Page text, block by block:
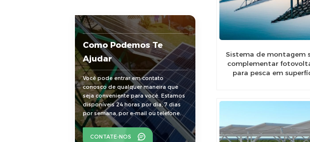
Sistema de montagem
complementar
para pesca em
Como Podemos Te
Ajudar
Você pode entrar em contato
conosco de qualquer maneira que
seja conveniente para você. Estamos
disponíveis 24 horas por dia, 7 dias
por semana, por e-mail ou telefone.
CONTATE-NOS